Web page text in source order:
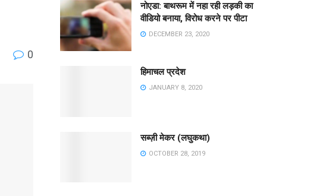
0
नोएडा: बाथरूम में नहा रही लड़की का
वीडियो बनाया, विरोध करने पर पीटा
DECEMBER 23, 2020
हिमाचल प्रदेश
JANUARY 8, 2020
सब्ज़ी मेकर (लघुकथा)
OCTOBER 28, 2019